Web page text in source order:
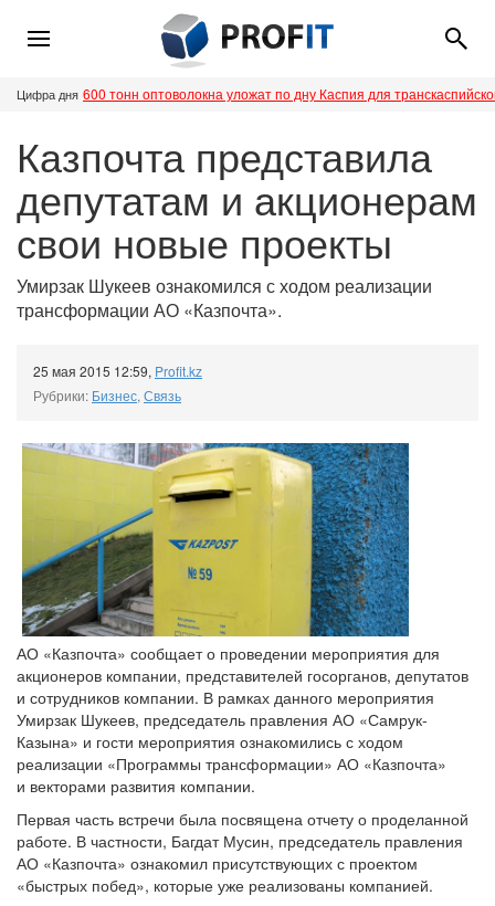
Цифра дня 600 тонн оптоволокна уложат по дну Каспия для
Казпочта представила
депутатам и акционерам
свои новые проекты
Умирзак Шукеев ознакомился с ходом реализации
трансформации АО «Казпочта».
25 мая 2015 12:59, Profit.kz
Рубрики: Бизнес, Связь
АО «Казпочта» сообщает о проведении мероприятия для
акционеров компании, представителей госорганов, депутатов
и сотрудников компании. В рамках данного мероприятия
Умирзак Шукеев, председатель правления АО «Самрук-
Казына» и гости мероприятия ознакомились с ходом
реализации «Программы трансформации» АО «Казпочта»
и векторами развития компании.
Первая часть встречи была посвящена отчету о проделанной
работе. В частности, Багдат Мусин, председатель правления
АО «Казпочта» ознакомил присутствующих с проектом
«быстрых побед», которые уже реализованы компанией.